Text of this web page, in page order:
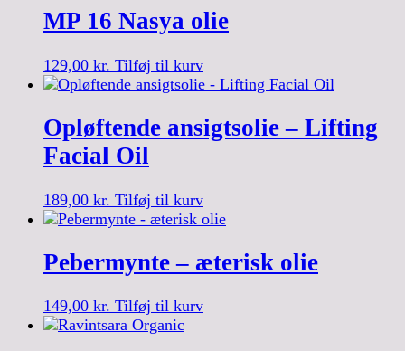
MP 16 Nasya olie
129,00 kr. Tilføj til kurv
Opløftende ansigtsolie – Lifting
Facial Oil
189,00 kr. Tilføj til kurv
Pebermynte – æterisk olie
149,00 kr. Tilføj til kurv